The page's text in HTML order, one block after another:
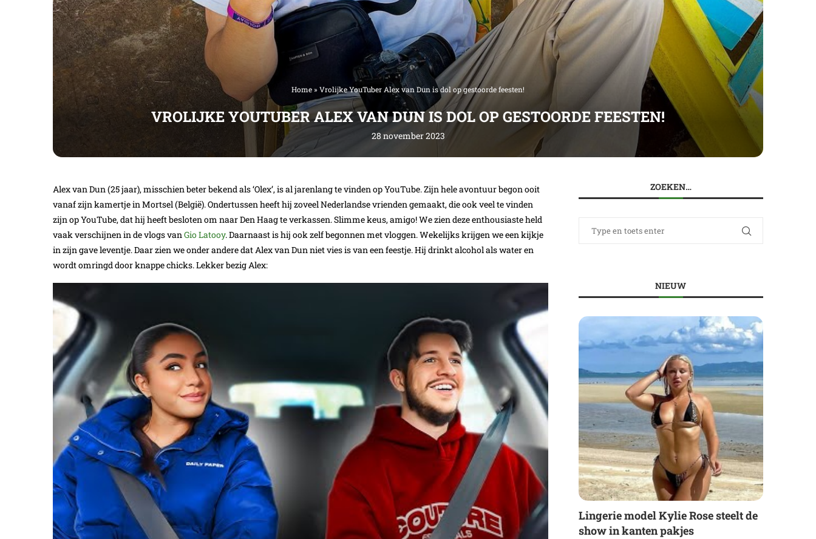
Home» Vrolijke YouTuber Alex van Dun is dol op gestoorde feesten!
VROLIJKE YOUTUBER ALEX VAN DUN IS DOL OP GESTOORDE FEESTEN!
28 november 2023
Alex van Dun (25 jaar), misschien beter bekend als ‘Olex’, is al jarenlang te vinden op YouTube. Zijn hele avontuur begon ooit
vanaf zijn kamertje in Mortsel (België). Ondertussen heeft hij zoveel Nederlandse vrienden gemaakt, die ook veel te vinden
zijn op YouTube, dat hij heeft besloten om naar Den Haag te verkassen. Slimme keus, amigo! We zien deze enthousiaste held
vaak verschijnen in de vlogs vanGio Latooy. Daarnaast is hij ook zelf begonnen met vloggen. Wekelijks krijgen we een kijkje
in zijn gave leventje. Daar zien we onder andere dat Alex van Dun niet vies is van een feestje. Hij drinkt alcohol als water en
wordt omringd door knappe chicks. Lekker bezig Alex:
ZOEKEN…
NIEUW
Lingerie model Kylie Rose steelt de
show in kanten pakjes